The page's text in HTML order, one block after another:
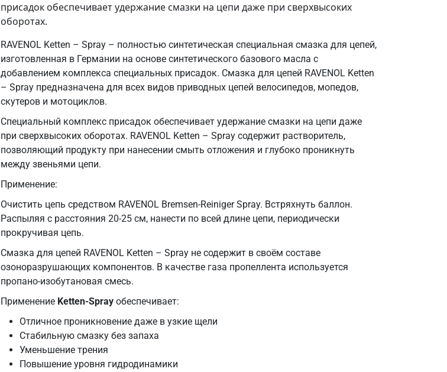
присадок обеспечивает удержание смазки на цепи даже при сверхвысоких
оборотах.
RAVENOL Ketten – Spray – полностью синтетическая специальная смазка для цепей,
изготовленная в Германии на основе синтетического базового масла с
добавлением комплекса специальных присадок. Смазка для цепей RAVENOL Ketten
– Spray предназначена для всех видов приводных цепей велосипедов, мопедов,
скутеров и мотоциклов.
Специальный комплекс присадок обеспечивает удержание смазки на цепи даже
при сверхвысоких оборотах. RAVENOL Ketten – Spray содержит растворитель,
позволяющий продукту при нанесении смыть отложения и глубоко проникнуть
между звеньями цепи.
Применение:
Очистить цепь средством RAVENOL Bremsen-Reiniger Spray. Встряхнуть баллон.
Распыляя с расстояния 20-25 см, нанести по всей длине цепи, периодически
прокручивая цепь.
Смазка для цепей RAVENOL Ketten – Spray не содержит в своём составе
озоноразрушающих компонентов. В качестве газа пропеллента используется
пропано-изобутановая смесь.
Применение Ketten-Spray обеспечивает:
Отличное проникновение даже в узкие щели
Стабильную смазку без запаха
Уменьшение трения
Повышение уровня гидродинамики